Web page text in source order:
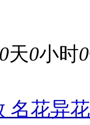
0天0小时0
名花异